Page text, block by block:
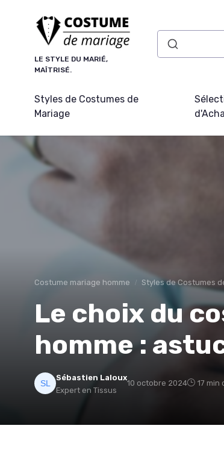
LE STYLE DU MARIÉ,
MAÎTRISÉ.
Styles de Costumes de
Mariage
Costume mariage homme Styles de Costumes
Le choix du
homme :
Sébastien Laloux
Expert en Tissus
10 octobre 2024 17 min